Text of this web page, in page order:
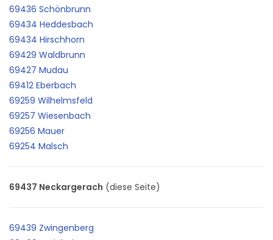
69436 Schönbrunn
69434 Heddesbach
69434 Hirschhorn
69429 Waldbrunn
69427 Mudau
69412 Eberbach
69259 Wilhelmsfeld
69257 Wiesenbach
69256 Mauer
69254 Malsch
69437 Neckargerach (diese Seite)
69439 Zwingenberg